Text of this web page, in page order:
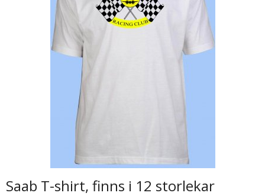
Saab T-shirt, finns i 12 storlekar